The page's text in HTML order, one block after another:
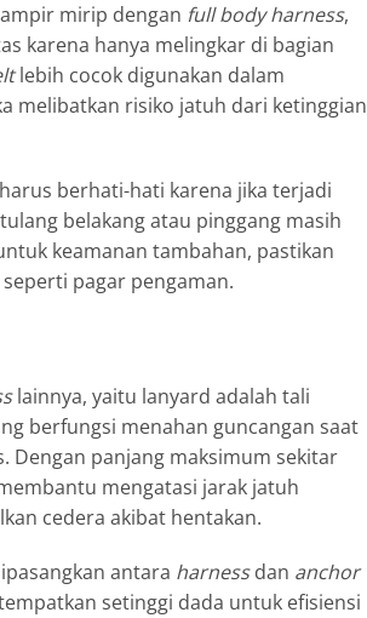
mirip dengan full body harness,
karena hanya melingkar di bagian
lebih cocok digunakan dalam
melibatkan risiko jatuh dari ketinggian
berhati-hati karena jika terjadi
belakang atau pinggang masih
keamanan tambahan, pastikan
pagar pengaman.
lainnya, yaitu lanyard adalah tali
berfungsi menahan guncangan saat
Dengan panjang maksimum sekitar
mengatasi jarak jatuh
cedera akibat hentakan.
antara harnessdan anchor
setinggi dada untuk efisiensi